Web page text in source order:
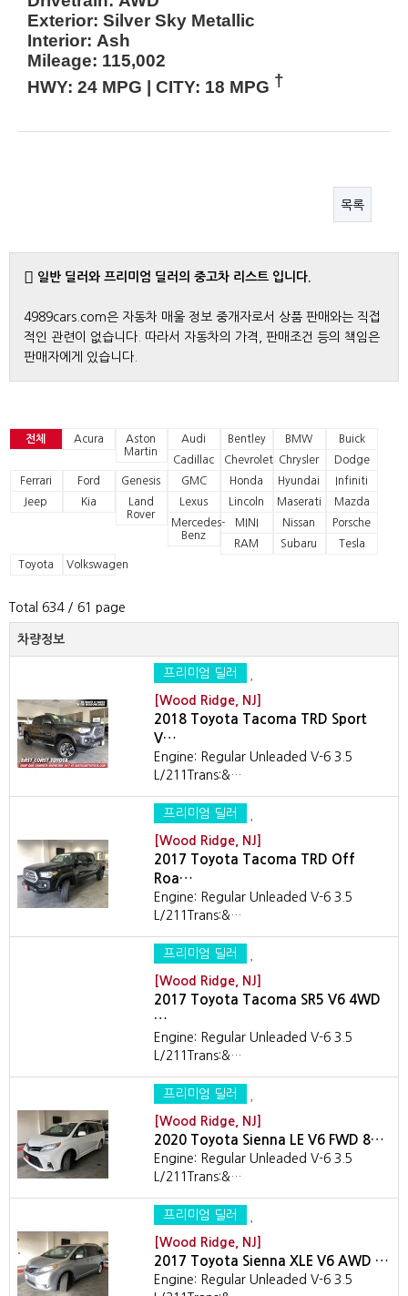
Exterior: Silver Sky Metallic
Interior: Ash
Mileage: 115,002
HWY: 24 MPG CITY: 18 MPG †
목록
일반 딜러와 프리미엄 딜러의 중고차 리스트 입니다.
4989cars.com은 자동차 매울 정보 중개자로서 상품 판매와는 직접
적인 관련이 없습니다. 따라서 자동차의 가격, 판매조건 등의 책임은
판매자에게 있습니다.
전체 Acura
Aston
Martin
Audi Bentley BMW
Buick
Cadillac
Chevrolet Chrysler
Dodge
Ferrari
Ford Genesis GMC Honda Hyundai
Infiniti
Jeep
Kia
Land
Rover
Lexus Lincoln Maserati
Mazda
Mercedes-
Benz
MINI Nissan
Porsche
RAM
Subaru
Tesla
Toyota
Volkswagen
Total 634/ 61 page
차량정보
프리미엄 딜러
[Wood Ridge, NJ]
2018 Toyota Tacoma TRD Sport
V…
Engine: Regular Unleaded V-6 3.5
L/211Trans:&…
프리미엄 딜러
[Wood Ridge, NJ]
2017 Toyota Tacoma TRD Off
Roa…
Engine: Regular Unleaded V-6 3.5
L/211Trans:&…
프리미엄 딜러
[Wood Ridge, NJ]
2017 Toyota Tacoma SR5 V6 4WD
…
Engine: Regular Unleaded V-6 3.5
L/211Trans:&…
프리미엄 딜러
[Wood Ridge, NJ]
2020 Toyota Sienna LE V6 FWD 8…
Engine: Regular Unleaded V-6 3.5
L/211Trans:&…
프리미엄 딜러
[Wood Ridge, NJ]
2017 Toyota Sienna XLE V6 AWD …
Engine: Regular Unleaded V-6 3.5